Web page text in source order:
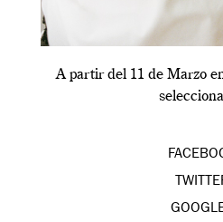
A partir del 11 de Marzo